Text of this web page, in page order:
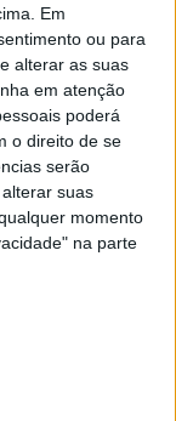
Em
ou para
alterar as suas
em atenção
poderá
o direito de se
serão
suas
momento
na parte
da cidade
19h00.
em
de animação
os fins-